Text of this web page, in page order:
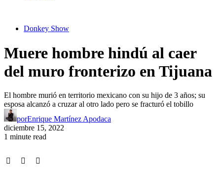
Donkey Show
Muere hombre hindú al caer
del muro fronterizo en Tijuana
El hombre murió en territorio mexicano con su hijo de 3 años; su
esposa alcanzó a cruzar al otro lado pero se fracturó el tobillo
porEnrique Martínez Apodaca
diciembre 15, 2022
1 minute read